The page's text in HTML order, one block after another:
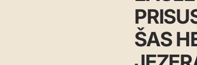
ŠAS